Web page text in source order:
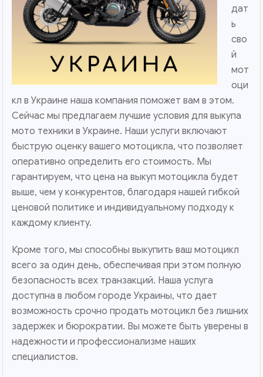
дат
ь
сво
й
мот
оци
кл в Украине наша компания поможет вам в этом.
Сейчас мы предлагаем лучшие условия для выкупа
мото техники в Украине. Наши услуги включают
быструю оценку вашего мотоцикла, что позволяет
оперативно определить его стоимость. Мы
гарантируем, что цена на выкуп мотоцикла будет
выше, чем у конкурентов, благодаря нашей гибкой
ценовой политике и индивидуальному подходу к
каждому клиенту.
Кроме того, мы способны выкупить ваш мотоцикл
всего за один день, обеспечивая при этом полную
безопасность всех транзакций. Наша услуга
доступна в любом городе Украины, что дает
возможность срочно продать мотоцикл без лишних
задержек и бюрократии. Вы можете быть уверены в
надежности и профессионализме наших
специалистов.